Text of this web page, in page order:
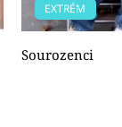
EXTRÉM
Sourozenci